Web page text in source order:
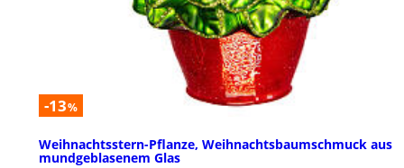
-13%
Weihnachtsstern-Pflanze, Weihnachtsbaumschmuck aus
mundgeblasenem Glas